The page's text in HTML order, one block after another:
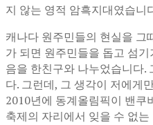
지 않는 영적 암흑지대였습니
캐나다 원주민들의 현실을 그
가 되면 원주민들을 돕고 섬
음을 한친구와 나누었습니다.
다. 그런데, 그 생각이 저에게
2010년에 동계올림픽이 밴쿠
축제의 자리에서 잊을 수 없